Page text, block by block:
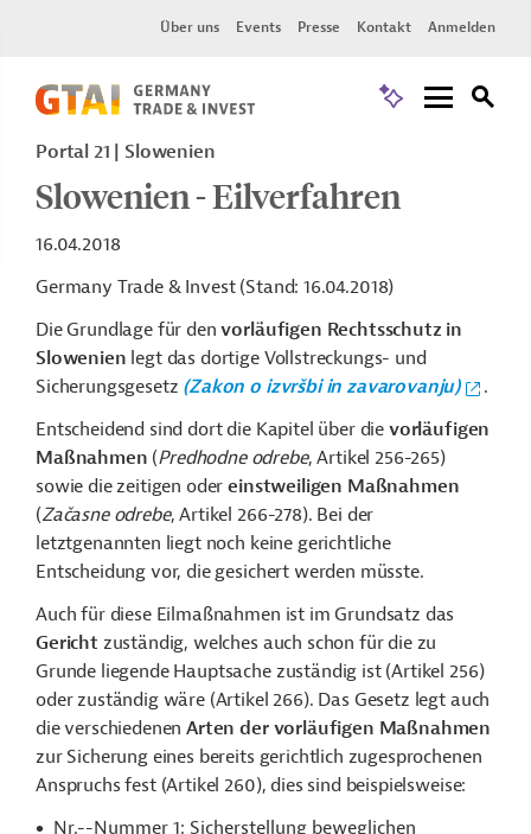
Über uns Events Presse Kontakt Anmelden
Portal 21 Slowenien
Slowenien - Eilverfahren
16.04.2018
Germany Trade & Invest (Stand: 16.04.2018)
Die Grundlage für denvorläufigen Rechtsschutz in
Slowenien legt das dortige Vollstreckungs- und
Sicherungsgesetz (Zakon o izvršbi in zavarovanju)
.
Entscheidend sind dort die Kapitel über die vorläufigen
Maßnahmen (Predhodne odrebe, Artikel 256-265)
sowie die zeitigen odereinstweiligen Maßnahmen
(Začasne odrebe, Artikel 266-278). Bei der
letztgenannten liegt noch keine gerichtliche
Entscheidung vor, die gesichert werden müsste.
Auch für diese Eilmaßnahmen ist im Grundsatz das
Gericht zuständig, welches auch schon für die zu
Grunde liegende Hauptsache zuständig ist (Artikel 256)
oder zuständig wäre (Artikel 266). Das Gesetz legt auch
die verschiedenenArten der vorläufigen Maßnahmen
zur Sicherung eines bereits gerichtlich zugesprochenen
Anspruchs fest (Artikel 260), dies sind beispielsweise:
Nr.--Nummer 1: Sicherstellung beweglichen